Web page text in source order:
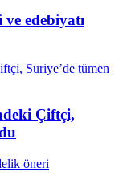
edebiyatı
Çiftçi,